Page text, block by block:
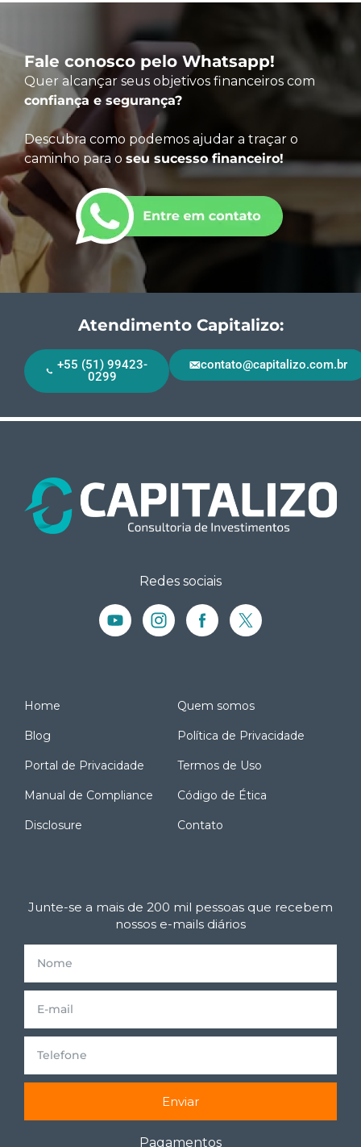
Fale conosco pelo Whatsapp!
Quer alcançar seus objetivos financeiros com
confiança e segurança?
Descubra como podemos ajudar a traçar o
caminho para o seu sucesso financeiro!
Atendimento Capitalizo:
+55 (51) 99423-
0299
contato@capitalizo.com.br
Redes sociais
Home Quem somos
Blog Política de Privacidade
Portal de Privacidade Termos de Uso
Manual de Compliance Código de Ética
Disclosure Contato
Junte-se a mais de 200 mil pessoas que recebem
nossos e-mails diários
Enviar
Pagamentos